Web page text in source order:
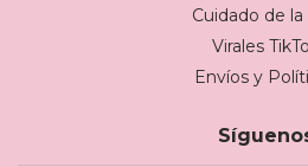
Cuidado de la
Virales
Envíos y